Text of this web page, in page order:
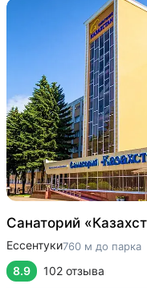
Санаторий
Ессентуки760 м до парка
8.9 102 отзыва